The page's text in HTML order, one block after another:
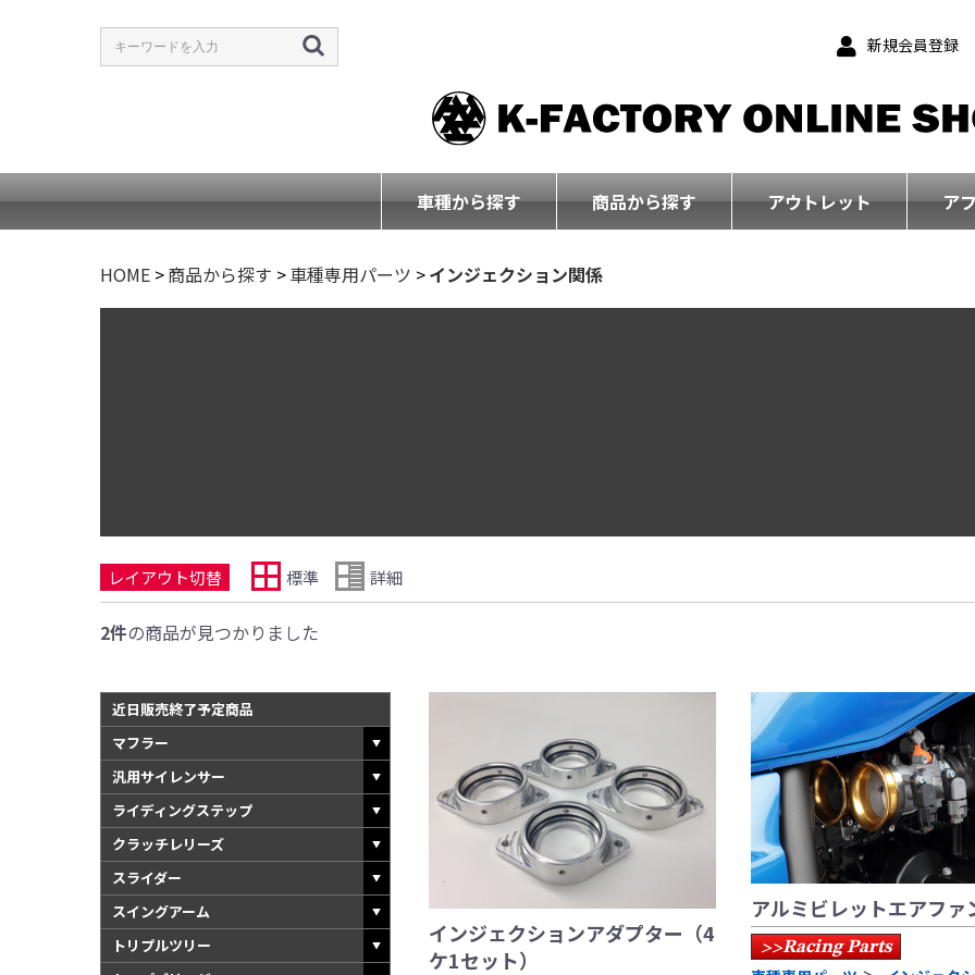
新規会員登録
車種から探す 商品から探す アウトレット ア
HOME >商品から探す >車種専用パーツ >インジェクション関係
レイアウト切替 標準 詳細
2件の商品が見つかりました
近日販売終了予定商品
マフラー
汎用サイレンサー
ライディングステップ
クラッチレリーズ
スライダー
スイングアーム
トリプルツリー
インジェクションアダプター（4
ケ1セット）
アルミビレットエアファ
>>Racing Parts